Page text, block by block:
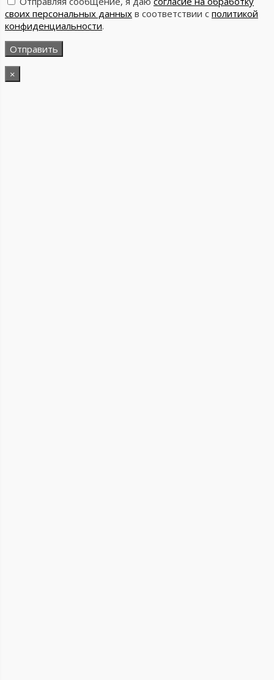
своих персональных данных в соответствии с политикой
конфиденциальности.
×